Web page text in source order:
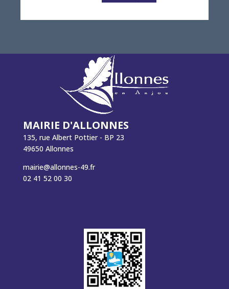
MAIRIE D'ALLONNES
135, rue Albert Pottier - BP 23
49650 Allonnes
mairie@allonnes-49.fr
02 41 52 00 30